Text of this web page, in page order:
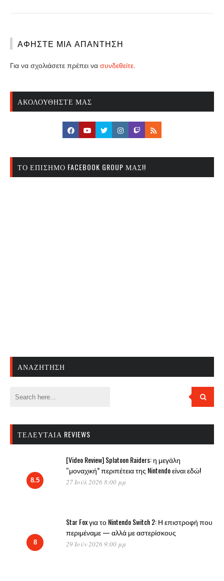
ΑΦΉΣΤΕ ΜΙΑ ΑΠΆΝΤΗΣΗ
Για να σχολιάσετε πρέπει να συνδεθείτε
ΑΚΟΛΟΥΘΉΣΤΕ ΜΑΣ
ΤΟ ΕΠΊΣΗΜΟ FACEBOOK GROUP ΜΑΣ!!
ΑΝΑΖΉΤΗΣΗ
ΤΕΛΕΥΤΑΊΑ REVIEWS
8.5
[Video Review] Splatoon Raiders: η μεγάλη
“μοναχική” περιπέτεια της Nintendo είναι εδώ!
27 Ιούλ 2026 8:00 μμ
8
Star Fox για το Nintendo Switch 2: Η επιστροφή που
περιμέναμε — αλλά με αστερίσκους
29 Ιούν 2026 9:00 μμ